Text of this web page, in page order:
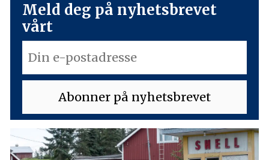
Meld deg på nyhetsbrevet
vårt